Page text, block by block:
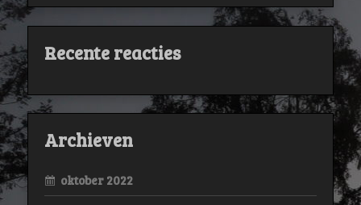
Recente reacties
Archieven
oktober 2022